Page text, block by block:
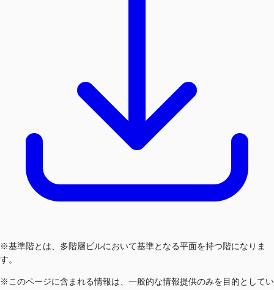
※基準階とは、多階層ビルにおいて基準となる平面を持つ階になりま
す。
※このページに含まれる情報は、一般的な情報提供のみを目的としてい